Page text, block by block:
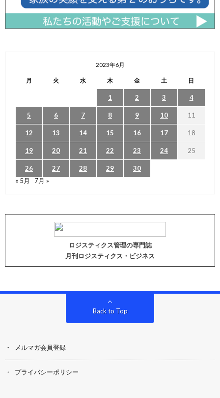
2023年6月
月 火 水 木 金 土 日
1 2 3 4
5 6 7 8 9 10 11
12 13 14 15 16 17 18
19 20 21 22 23 24 25
26 27 28 29
30
« 5月
7月 »
ロジスティクス管理の専門誌
月刊ロジスティクス・ビジネス
Back to Top
メルマガ会員登録
プライバシーポリシー